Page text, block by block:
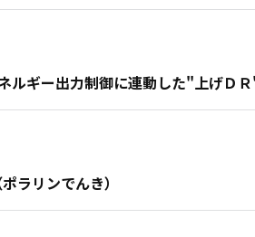
ルギー出力制御に連動した"上げＤ
ラリンでんき）